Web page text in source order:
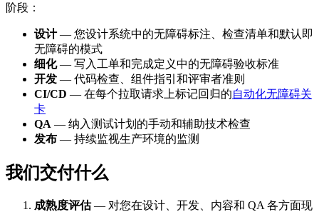
阶段：
设计— 您设计系统中的无障碍标注、检查清单和默认即
无障碍的模式
细化— 写入工单和完成定义中的无障碍验收标准
开发 — 代码检查、组件指引和评审者准则
CI/CD — 在每个拉取请求上标记回归的自动化无障碍关
卡
QA — 纳入测试计划的手动和辅助技术检查
发布 — 持续监视生产环境的监测
我们交付什么
成熟度评估— 对您在设计、开发、内容和 QA 各方面现